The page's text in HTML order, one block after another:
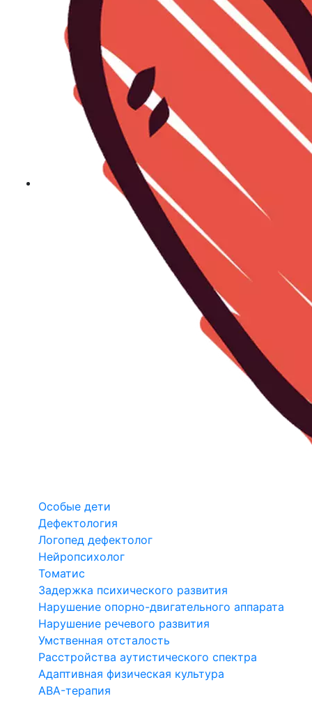
Особые дети
Дефектология
Логопед дефектолог
Нейропсихолог
Томатис
Задержка психического развития
Нарушение опорно-двигательного аппарата
Нарушение речевого развития
Умственная отсталость
Расстройства аутистического спектра
Адаптивная физическая культура
ABA-терапия